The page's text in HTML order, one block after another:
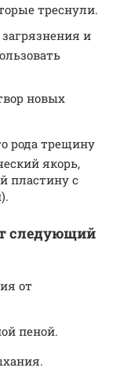
треснули.
и
новых
рода трещину
якорь,
пластину с
следующий
от
пеной.